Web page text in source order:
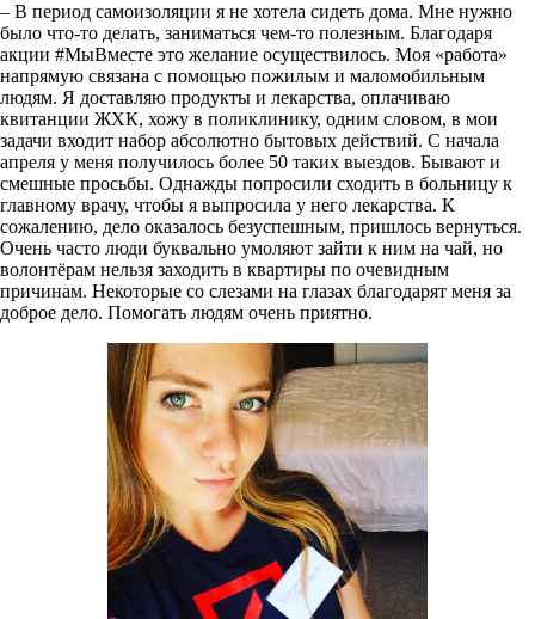
– В период самоизоляции я не хотела сидеть дома. Мне нужно
было что-то делать, заниматься чем-то полезным. Благодаря
акции #МыВместе это желание осуществилось. Моя «работа»
напрямую связана с помощью пожилым и маломобильным
людям. Я доставляю продукты и лекарства, оплачиваю
квитанции ЖХК, хожу в поликлинику, одним словом, в мои
задачи входит набор абсолютно бытовых действий. С начала
апреля у меня получилось более 50 таких выездов. Бывают и
смешные просьбы. Однажды попросили сходить в больницу к
главному врачу, чтобы я выпросила у него лекарства. К
сожалению, дело оказалось безуспешным, пришлось вернуться.
Очень часто люди буквально умоляют зайти к ним на чай, но
волонтёрам нельзя заходить в квартиры по очевидным
причинам. Некоторые со слезами на глазах благодарят меня за
доброе дело. Помогать людям очень приятно.